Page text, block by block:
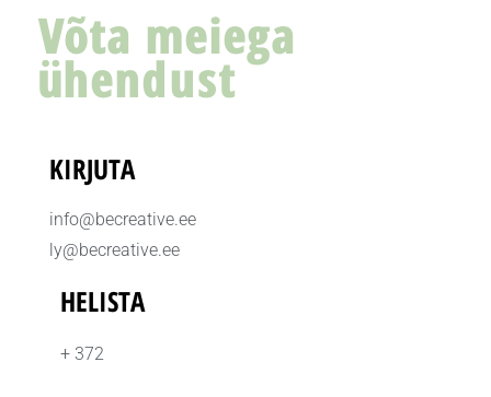
Võta meiega
ühendust
KIRJUTA
info@becreative.ee
ly@becreative.ee
HELISTA
+ 372